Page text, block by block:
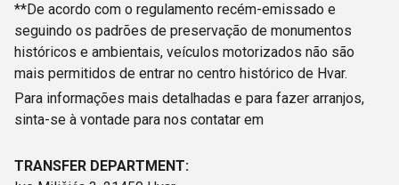
**De acordo com o regulamento recém-emissado e
seguindo os padrões de preservação de monumentos
históricos e ambientais, veículos motorizados não são
mais permitidos de entrar no centro histórico de Hvar.
Para informações mais detalhadas e para fazer arranjos,
sinta-se à vontade para nos contatar em
TRANSFER DEPARTMENT: